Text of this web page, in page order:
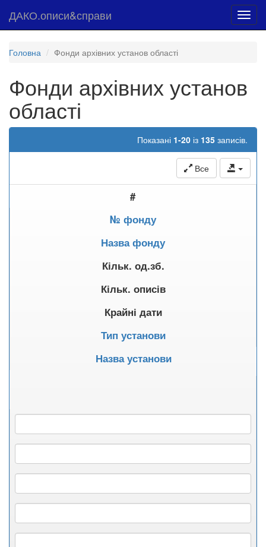
ДАКО.описи&справи
Головна Фонди архівних установ області
Фонди архівних установ
області
Показані 1-20 із 135 записів.
Все
#
№ фонду
Назва фонду
Кільк. од.зб.
Кільк. описів
Крайні дати
Тип установи
Назва установи